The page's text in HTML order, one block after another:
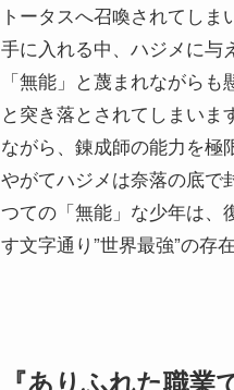
トータスへ召喚されてし
手に入れる中、ハジメに与
「無能」と蔑まれながら
と突き落とされてしまい
ながら、錬成師の能力を極
やがてハジメは奈落の底で
つての「無能」な少年は、
す文字通り”世界最強”の存
『ありふれた職